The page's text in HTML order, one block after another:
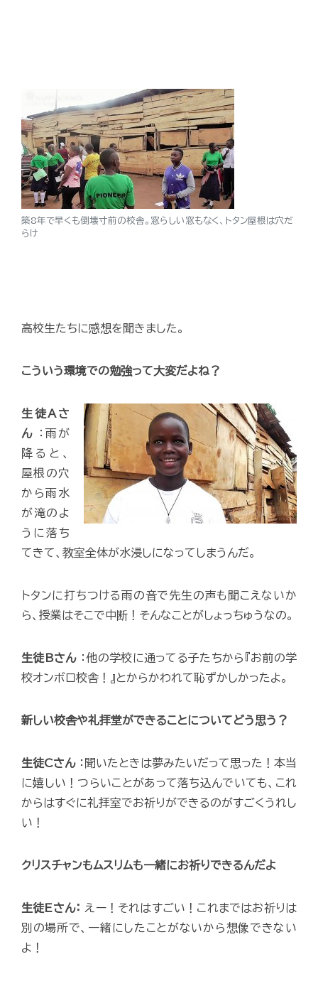
築8年で早くも倒壊寸前の校舎。窓らしい窓もなく、トタン屋根は穴だ
らけ
高校生たちに感想を聞きました。
こういう環境での勉強って大変だよね？
生徒Aさ
ん
：雨が
降ると、
屋根の穴
から雨水
が滝のよ
うに落ち
てきて、教室全体が水浸しになってしまうんだ。
トタンに打ちつける雨の音で先生の声も聞こえないか
ら、授業はそこで中断！そんなことがしょっちゅうなの。
生徒Bさん ：他の学校に通ってる子たちから『お前の学
校オンボロ校舎！』とからかわれて恥ずかしかったよ。
新しい校舎や礼拝堂ができることについてどう思う？
生徒Cさん ：聞いたときは夢みたいだって思った！本当
に嬉しい！つらいことがあって落ち込んでいても、これ
からはすぐに礼拝室でお祈りができるのがすごくうれし
い！
クリスチャンもムスリムも一緒にお祈りできるんだよ
生徒Eさん： えー！それはすごい！これまではお祈りは
別の場所で、一緒にしたことがないから想像できない
よ！